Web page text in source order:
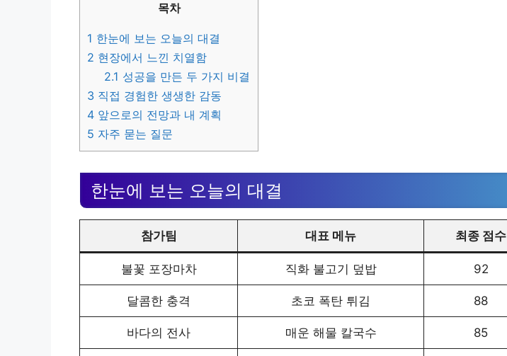
목차
1 한눈에 보는 오늘의 대결
2 현장에서 느낀 치열함
2.1 성공을 만든 두 가지 비결
3 직접 경험한 생생한 감동
4 앞으로의 전망과 내 계획
5 자주 묻는 질문
한눈에 보는 오늘의 대결
참가팀 대표 메뉴 최종 점수
불꽃 포장마차 직화 불고기 덮밥 92
달콤한 충격 초코 폭탄 튀김 88
바다의 전사 매운 해물 칼국수 85